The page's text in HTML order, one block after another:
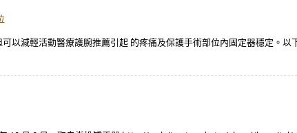
以減輕活動醫療護腕推薦引起 的疼痛及保護手術部位內固定器穩定。